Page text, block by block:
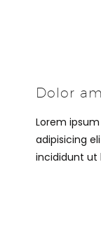
Dolor
Lorem
adipisicing
incididunt ut